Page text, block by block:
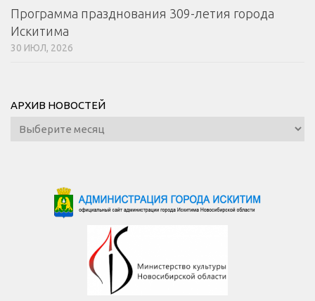
Программа празднования 309-летия города
Искитима
30 ИЮЛ, 2026
АРХИВ НОВОСТЕЙ
Архив
новостей